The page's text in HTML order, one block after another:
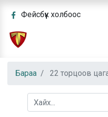
Фейсбүүк холбоос
Бараа 22 торцоов